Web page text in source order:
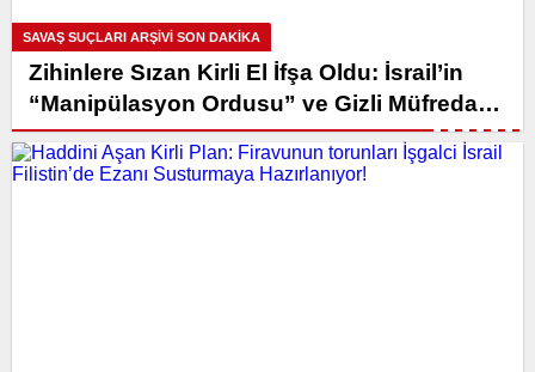
SAVAŞ SUÇLARI ARŞIVI SON DAKİKA
Zihinlere Sızan Kirli El İfşa Oldu: İsrail’in
“Manipülasyon Ordusu” ve Gizli Müfredatı
Belgelendi!